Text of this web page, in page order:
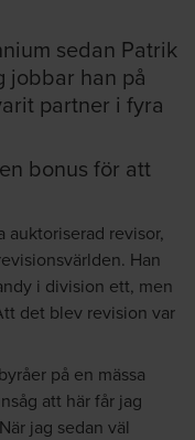
sedan Patrik
jobbar han på
partner i fyra
bonus för att
auktoriserad revisor,
Han
i division ett, men
det blev revision var
på en mässa
att här får jag
jag sedan väl